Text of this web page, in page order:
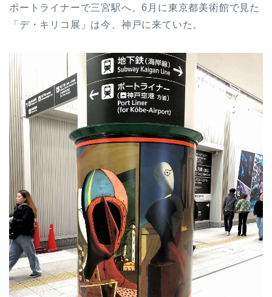
ポートライナーで三宮駅へ。6月に東京都美術館で見た
「デ・キリコ展」は今、神戸に来ていた。